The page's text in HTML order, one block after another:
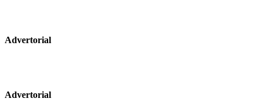
Advertorial
Advertorial